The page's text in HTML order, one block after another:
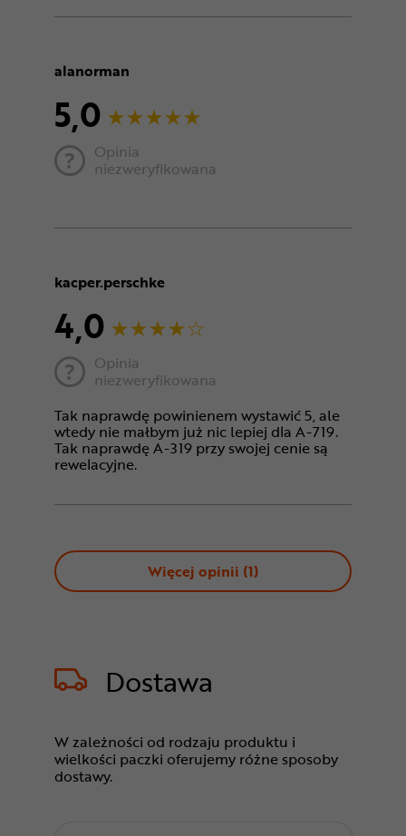
alanorman
5,0
Opinia
niezweryfikowana
kacper.perschke
4,0
Opinia
niezweryfikowana
Tak naprawdę powinienem wystawić 5, ale
wtedy nie małbym już nic lepiej dla A-719.
Tak naprawdę A-319 przy swojej cenie są
rewelacyjne.
Więcej opinii (1)
Dostawa
W zależności od rodzaju produktu i
wielkości paczki oferujemy różne sposoby
dostawy.